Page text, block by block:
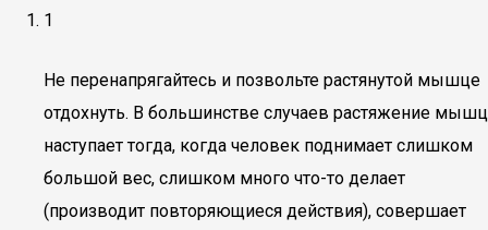
1
Не перенапрягайтесь и позвольте растянутой мышце
отдохнуть. В большинстве случаев растяжение мышц
наступает тогда, когда человек поднимает слишком
большой вес, слишком много что-то делает
(производит повторяющиеся действия), совершает